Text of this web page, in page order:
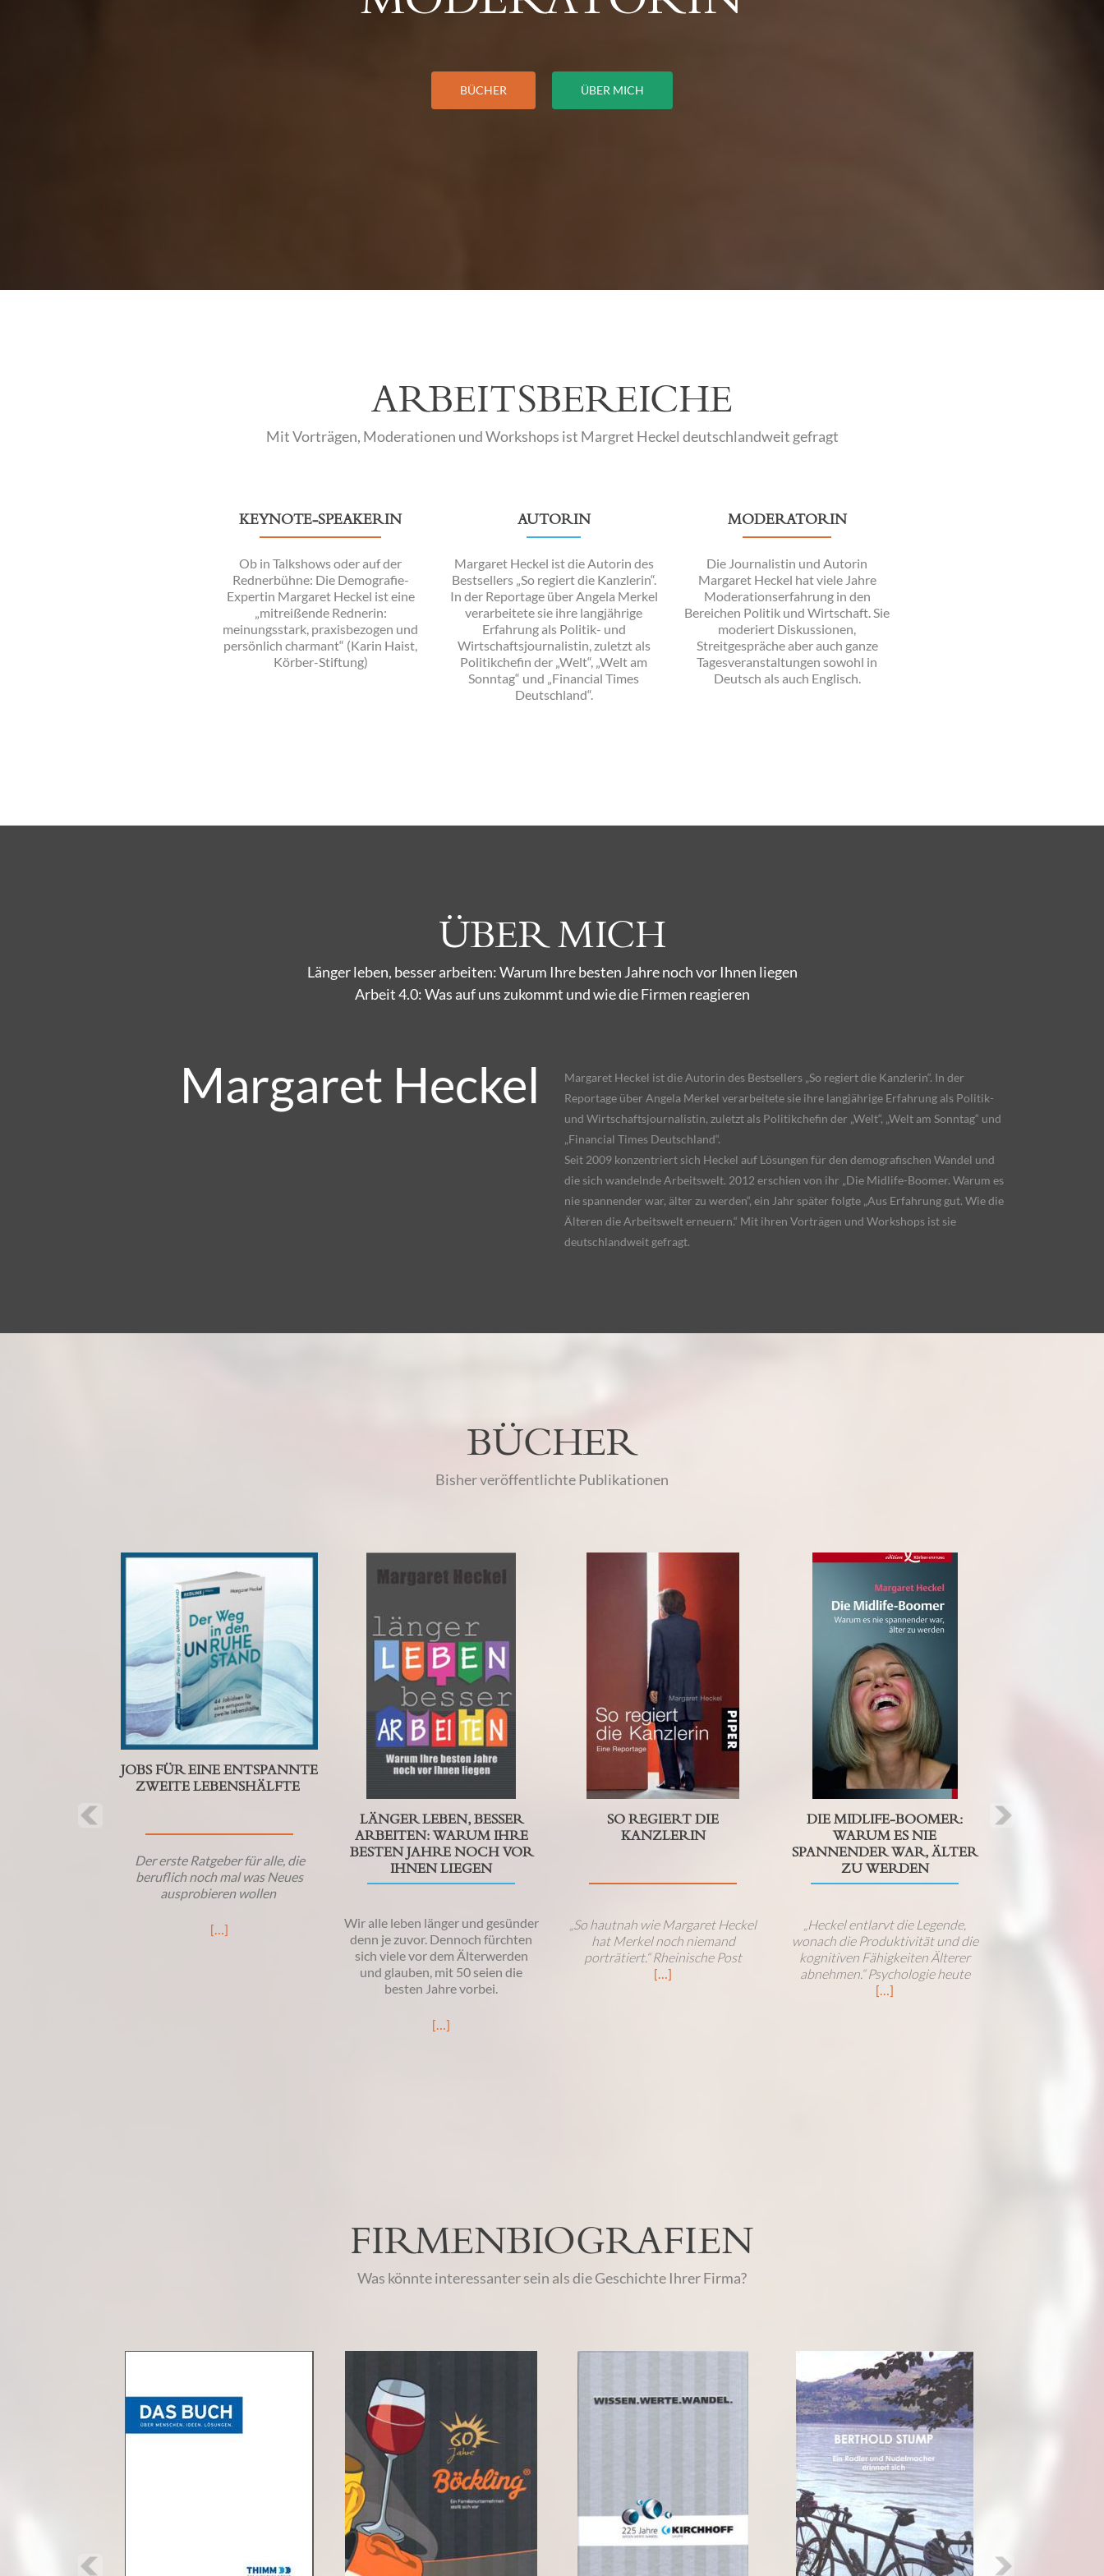
BÜCHER ÜBER MICH
ARBEITSBEREICHE
Mit Vorträgen, Moderationen und Workshops ist Margret Heckel deutschlandweit gefragt
KEYNOTE-SPEAKERIN
Ob in Talkshows oder auf der
Rednerbühne: Die Demografie-
Expertin Margaret Heckel ist eine
„mitreißende Rednerin:
meinungsstark, praxisbezogen und
persönlich charmant“ (Karin Haist,
Körber-Stiftung)
AUTORIN
Margaret Heckel ist die Autorin des
Bestsellers „So regiert die Kanzlerin“.
In der Reportage über Angela Merkel
verarbeitete sie ihre langjährige
Erfahrung als Politik- und
Wirtschaftsjournalistin, zuletzt als
Politikchefin der „Welt“, „Welt am
Sonntag“ und „Financial Times
Deutschland“.
MODERATORIN
Die Journalistin und Autorin
Margaret Heckel hat viele Jahre
Moderationserfahrung in den
Bereichen Politik und Wirtschaft. Sie
moderiert Diskussionen,
Streitgespräche aber auch ganze
Tagesveranstaltungen sowohl in
Deutsch als auch Englisch.
ÜBER MICH
Länger leben, besser arbeiten: Warum Ihre besten Jahre noch vor Ihnen liegen
Arbeit 4.0: Was auf uns zukommt und wie die Firmen reagieren
Margaret Heckel
Margaret Heckel ist die Autorin des Bestsellers „So regiert die Kanzlerin“. In der
Reportage über Angela Merkel verarbeitete sie ihre langjährige Erfahrung als Politik-
und Wirtschaftsjournalistin, zuletzt als Politikchefin der „Welt“, „Welt am Sonntag“ und
„Financial Times Deutschland“.
Seit 2009 konzentriert sich Heckel auf Lösungen für den demografischen Wandel und
die sich wandelnde Arbeitswelt. 2012 erschien von ihr „Die Midlife-Boomer. Warum es
nie spannender war, älter zu werden“, ein Jahr später folgte „Aus Erfahrung gut. Wie die
Älteren die Arbeitswelt erneuern.“ Mit ihren Vorträgen und Workshops ist sie
deutschlandweit gefragt.
BÜCHER
Bisher veröffentlichte Publikationen
JOBS FÜR EINE ENTSPANNTE
ZWEITE LEBENSHÄLFTE
Der erste Ratgeber für alle, die
beruflich noch mal was Neues
ausprobieren wollen
[…]
LÄNGER LEBEN, BESSER
ARBEITEN: WARUM IHRE
BESTEN JAHRE NOCH VOR
IHNEN LIEGEN
Wir alle leben länger und gesünder
denn je zuvor. Dennoch fürchten
sich viele vor dem Älterwerden
und glauben, mit 50 seien die
besten Jahre vorbei.
[…]
SO REGIERT DIE
KANZLERIN
„So hautnah wie Margaret Heckel
hat Merkel noch niemand
porträtiert.“Rheinische Post
[…]
DIE MIDLIFE-BOOMER:
WARUM ES NIE
SPANNENDER WAR, ÄLTER
ZU WERDEN
„Heckel entlarvt die Legende,
wonach die Produktivität und die
kognitiven Fähigkeiten Älterer
abnehmen.“Psychologie heute
[…]
Previous
FIRMENBIOGRAFIEN
Was könnte interessanter sein als die Geschichte Ihrer Firma?